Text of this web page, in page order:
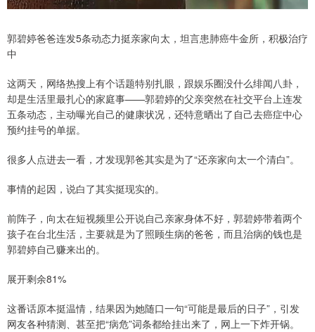
郭碧婷爸爸连发5条动态力挺亲家向太，坦言患肺癌牛金所，积极治疗
中
这两天，网络热搜上有个话题特别扎眼，跟娱乐圈没什么绯闻八卦，
却是生活里最扎心的家庭事——郭碧婷的父亲突然在社交平台上连发
五条动态，主动曝光自己的健康状况，还特意晒出了自己去癌症中心
预约挂号的单据。
很多人点进去一看，才发现郭爸其实是为了“还亲家向太一个清白”。
事情的起因，说白了其实挺现实的。
前阵子，向太在短视频里公开说自己亲家身体不好，郭碧婷带着两个
孩子在台北生活，主要就是为了照顾生病的爸爸，而且治病的钱也是
郭碧婷自己赚来出的。
展开剩余81%
这番话原本挺温情，结果因为她随口一句“可能是最后的日子”，引发
网友各种猜测、甚至把“病危”词条都给挂出来了，网上一下炸开锅。